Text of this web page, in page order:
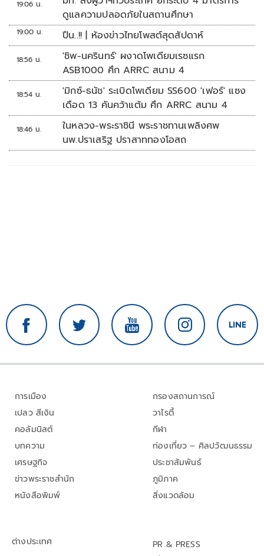
19:06 น.
ดูแลความปลอดภัยในสถานศึกษา
19:00 น. ปืน..!! | ห้องข่าวไทยโพสต์สุดสัปดาห์
18:56 น.
'ชิพ-นครินทร์' ผงาดโพเดียมเรซแรก
ASB1000 ศึก ARRC สนาม 4
18:54 น.
'มิกซ์-ธนัช' ระเบิดโพเดียม SS600 'เฟอร์' แซง
เดือด 13 คันคว้าแต้ม ศึก ARRC สนาม 4
18:46 น.
ในหลวง-พระราชินี พระราชทานเพลิงศพ
นพ.ปราเสริฐ ปราสาททองโอสถ
การเมือง
เปลว สีเงิน
คอลัมนิสต์
บทความ
เศรษฐกิจ
ข่าวพระราชสำนัก
หนังสือพิมพ์
กรองสถานการณ์
วาไรตี้
กีฬา
ท่องเที่ยว – ศิลปวัฒนธรรม
ประชาสัมพันธ์
ภูมิภาค
สิ่งแวดล้อม
ต่างประเทศ
PR & PRESS